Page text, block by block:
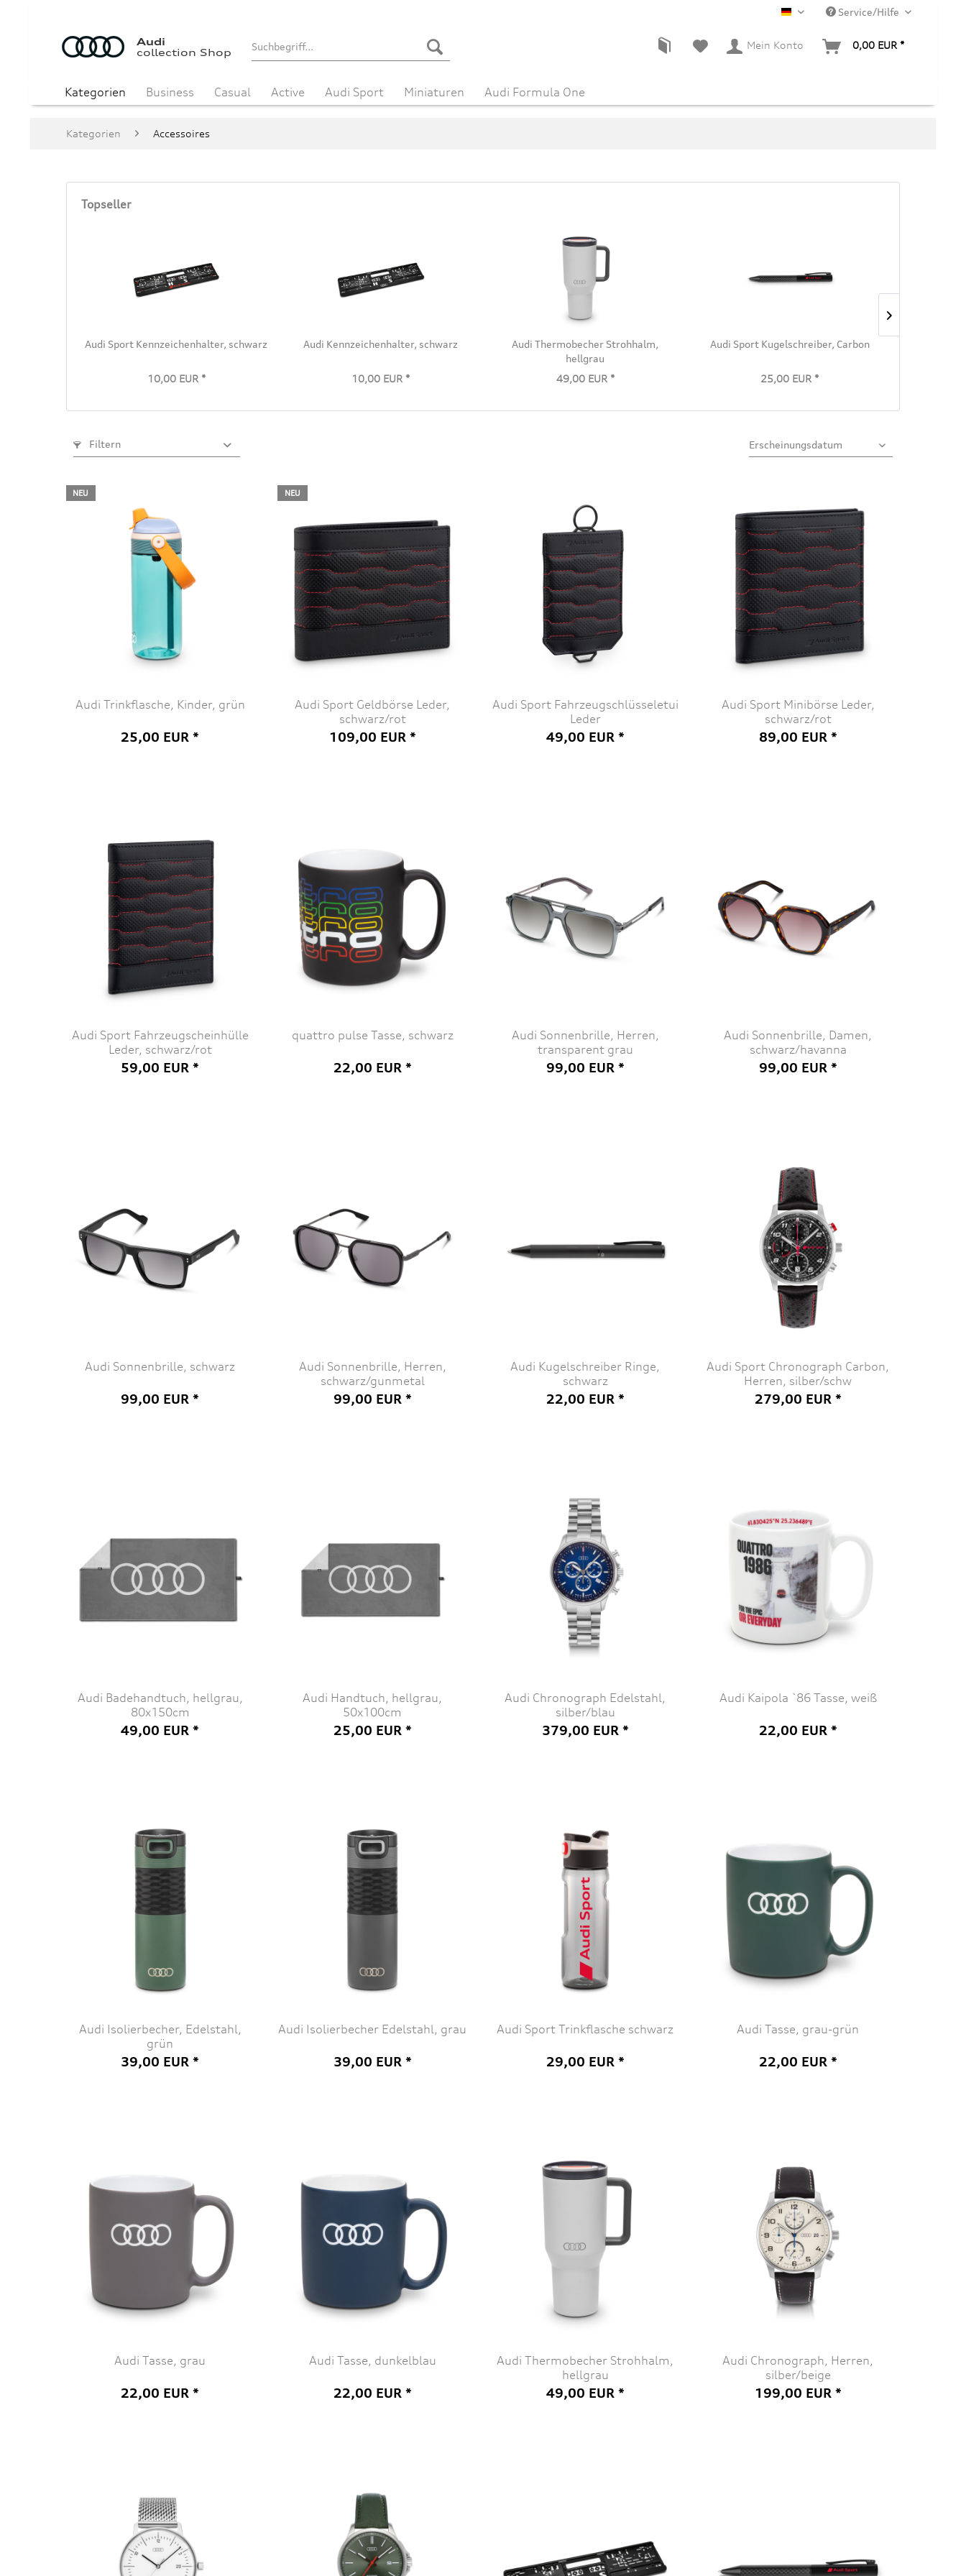
DE Service/Hilfe
Audi
collection Shop
Mein Konto 0,00 EUR *
Kategorien Business Casual Active Audi Sport Miniaturen Audi Formula One
Kategorien Accessoires
Topseller
Audi Sport Kennzeichenhalter, schwarz
10,00 EUR *
Audi Kennzeichenhalter, schwarz
10,00 EUR *
Audi Thermobecher Strohhalm,
hellgrau
49,00 EUR *
Audi Sport Kugelschreiber, Carbon
25,00 EUR *
Filtern
NEU
Audi Trinkflasche, Kinder, grün
25,00 EUR *
NEU
Audi Sport Geldbörse Leder,
schwarz/rot
109,00 EUR *
Audi Sport Fahrzeugschlüsseletui
Leder
49,00 EUR *
Audi Sport Minibörse Leder,
schwarz/rot
89,00 EUR *
Audi Sport Fahrzeugscheinhülle
Leder, schwarz/rot
59,00 EUR *
quattro pulse Tasse, schwarz
22,00 EUR *
Audi Sonnenbrille, Herren,
transparent grau
99,00 EUR *
Audi Sonnenbrille, Damen,
schwarz/havanna
99,00 EUR *
Audi Sonnenbrille, schwarz
99,00 EUR *
Audi Sonnenbrille, Herren,
schwarz/gunmetal
99,00 EUR *
Audi Kugelschreiber Ringe,
schwarz
22,00 EUR *
Audi Sport Chronograph Carbon,
Herren, silber/schw
279,00 EUR *
Audi Badehandtuch, hellgrau,
80x150cm
49,00 EUR *
Audi Handtuch, hellgrau,
50x100cm
25,00 EUR *
Audi Chronograph Edelstahl,
silber/blau
379,00 EUR *
Audi Kaipola `86 Tasse, weiß
22,00 EUR *
Audi Isolierbecher, Edelstahl,
grün
39,00 EUR *
Audi Isolierbecher Edelstahl, grau
39,00 EUR *
Audi Sport Trinkflasche schwarz
29,00 EUR *
Audi Tasse, grau-grün
22,00 EUR *
Audi Tasse, grau
22,00 EUR *
Audi Tasse, dunkelblau
22,00 EUR *
Audi Thermobecher Strohhalm,
hellgrau
49,00 EUR *
Audi Chronograph, Herren,
silber/beige
199,00 EUR *